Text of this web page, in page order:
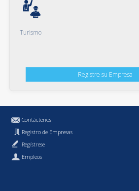
Turismo
Registre su Empresa
Contáctenos
Registro de Empresas
Regístrese
Empleos